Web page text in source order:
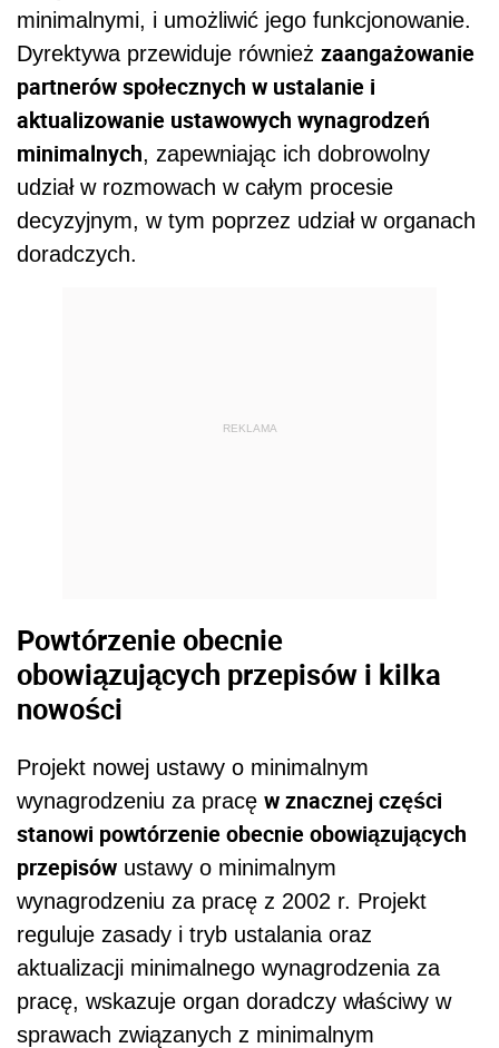
minimalnymi, i umożliwić jego funkcjonowanie.
Dyrektywa przewiduje również zaangażowanie
partnerów społecznych w ustalanie i
aktualizowanie ustawowych wynagrodzeń
minimalnych, zapewniając ich dobrowolny
udział w rozmowach w całym procesie
decyzyjnym, w tym poprzez udział w organach
doradczych.
REKLAMA
Powtórzenie obecnie
obowiązujących przepisów i kilka
nowości
Projekt nowej ustawy o minimalnym
wynagrodzeniu za pracę w znacznej części
stanowi powtórzenie obecnie obowiązujących
przepisów ustawy o minimalnym
wynagrodzeniu za pracę z 2002 r. Projekt
reguluje zasady i tryb ustalania oraz
aktualizacji minimalnego wynagrodzenia za
pracę, wskazuje organ doradczy właściwy w
sprawach związanych z minimalnym